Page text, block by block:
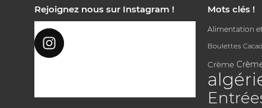
Rejoignez nous sur Instagram ! Mots clés !
Alimentation
Boulettes Cacao
Crème